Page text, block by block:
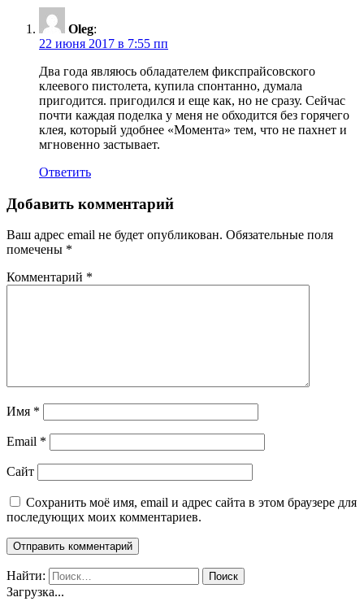
Oleg:
22 июня 2017 в 7:55 пп
Два года являюсь обладателем фикспрайсовского
клеевого пистолета, купила спонтанно, думала
пригодится. пригодился и еще как, но не сразу. Сейчас
почти каждая поделка у меня не обходится без горячего
клея, который удобнее «Момента» тем, что не пахнет и
мгновенно застывает.
Ответить
Добавить комментарий
Ваш адрес email не будет опубликован. Обязательные поля
помечены *
Комментарий *
Имя *
Email *
Сайт
Сохранить моё имя, email и адрес сайта в этом браузере для
последующих моих комментариев.
Найти:
Загрузка...